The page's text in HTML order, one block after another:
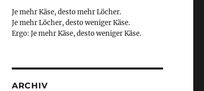
Je mehr Käse, desto mehr Löcher.
Je mehr Löcher, desto weniger Käse.
Ergo: Je mehr Käse, desto weniger Käse.
ARCHIV